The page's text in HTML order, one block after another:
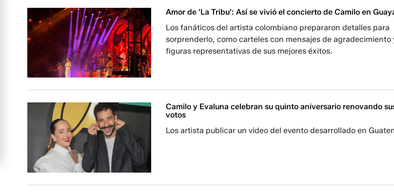
Amor de 'La Tribu': Así se vivió el concierto de Camilo en
Los fanáticos del artista colombiano prepararon detalles para
sorprenderlo, como carteles con mensajes de agradecimiento
figuras representativas de sus mejores éxitos.
Camilo y Evaluna celebran su quinto aniversario renovando
votos
Los artista publicar un video del evento desarrollado en